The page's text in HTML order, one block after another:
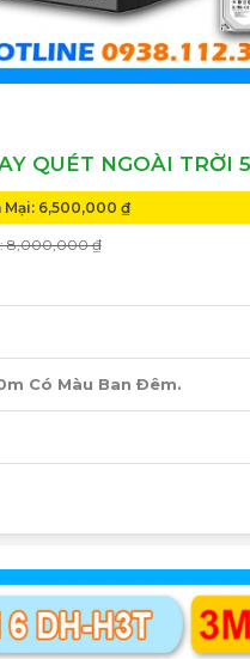
QUÉT NGOÀI TRỜI
Mại: 6,500,000 ₫
8,000,000 ₫
Có Màu Ban Ðêm.